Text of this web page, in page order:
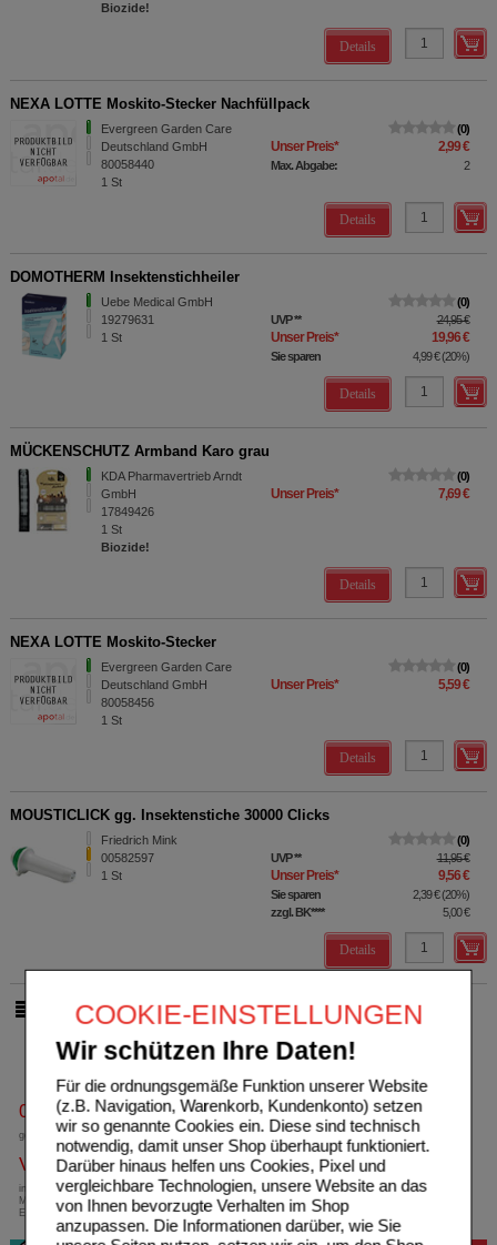
COOKIE-EINSTELLUNGEN
Wir schützen Ihre Daten!
Für die ordnungsgemäße Funktion unserer Website
(z.B. Navigation, Warenkorb, Kundenkonto) setzen
wir so genannte Cookies ein. Diese sind technisch
notwendig, damit unser Shop überhaupt funktioniert.
Darüber hinaus helfen uns Cookies, Pixel und
vergleichbare Technologien, unsere Website an das
von Ihnen bevorzugte Verhalten im Shop
anzupassen. Die Informationen darüber, wie Sie
Biozide!
Details
NEXA LOTTE Moskito-Stecker Nachfüllpack
Evergreen Garden Care
Deutschland GmbH
80058440
1 St
0
Unser Preis* 2,99 €
Max. Abgabe: 2
Details
DOMOTHERM Insektenstichheiler
Uebe Medical GmbH
19279631
1 St
0
UVP** 24,95 €
Unser Preis* 19,96 €
Sie sparen 4,99 €(20%)
Details
MÜCKENSCHUTZ Armband Karo grau
KDA Pharmavertrieb Arndt
GmbH
17849426
1 St
Biozide!
0
Unser Preis* 7,69 €
Details
NEXA LOTTE Moskito-Stecker
Evergreen Garden Care
Deutschland GmbH
80058456
1 St
0
Unser Preis* 5,59 €
Details
MOUSTICLICK gg. Insektenstiche 30000 Clicks
Friedrich Mink
00582597
1 St
0
UVP** 11,95 €
Unser Preis* 9,56 €
Sie sparen 2,39 €(20%)
zzgl. BK**** 5,00 €
Details
pro Seite
0800-10 11 422
gebührenfreie Rufnummer
Versandkostenfrei
innerhalb Deutschlands bei einem
Mindestbestellwert von 13,99 Euro oder bei
Einsendung eines Kassenrezeptes